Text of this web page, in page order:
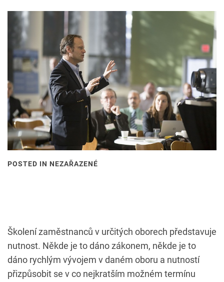
POSTED IN NEZAŘAZENÉ
Školení zaměstnanců v určitých oborech představuje
nutnost. Někde je to dáno zákonem, někde je to
dáno rychlým vývojem v daném oboru a nutností
přizpůsobit se v co nejkratším možném termínu